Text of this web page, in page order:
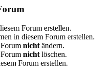
Forum erstellen.
in diesem Forum erstellen.
nicht ändern.
nicht löschen.
Forum erstellen.